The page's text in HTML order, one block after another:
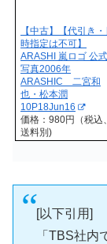
【中古】【代引き・
時指定は不可】
ARASHI 嵐ロゴ 公
写真2006年
ARASHIC 二宮和
也・松本潤
10P18Jun16
価格：980円（税込、
送料別)
[以下引用]
「TBS社内